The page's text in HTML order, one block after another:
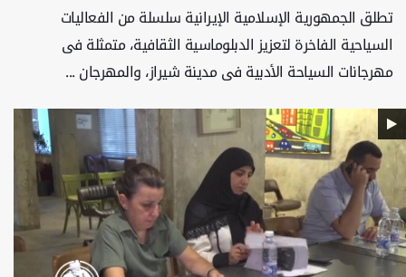
تطلق الجمهوریة الإسلامیة الإیرانیة سلسلة من الفعالیات
السیاحیة الفاخرة لتعزیز الدبلوماسیة الثقافیة، متمثلة فی
مهرجانات السیاحة الأدبیة فی مدینة شیراز، والمهرجان ...